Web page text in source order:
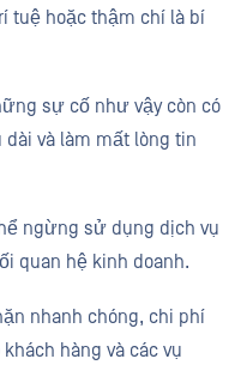
tuệ hoặc thậm chí là bí
sự cố như vậy còn có
và làm mất lòng tin
ngừng sử dụng dịch vụ
quan hệ kinh doanh.
nhanh chóng, chi phí
hàng và các vụ